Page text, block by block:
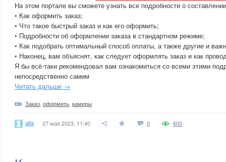
На этом портале вы сможете узнать все подробности о
• Как оформить заказ;
• Что такое быстрый заказ и как его оформить;
• Подробности об оформлении заказа в стандартном режиме;
• Как подобрать оптимальный способ оплаты, а также другие и
• Наконец, вам объяснят, как следует оформлять заказ и как
Я бы всё-таки рекомендовал вам ознакомиться со всеми этими
непосредственно самим
Читать дальше →
Заказ оформить камеры
alfa 27 мая 2023, 11:40 0 600